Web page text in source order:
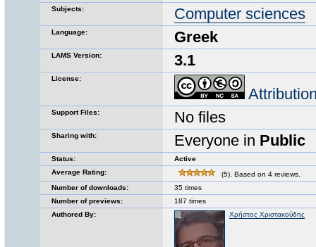
Subjects: Computer sciences
Language: Greek
LAMS Version: 3.1
License:
Support Files: No files
Sharing with: Everyone in Public
Status:
Active
Average Rating:
(5). Based on 4 reviews.
Number of downloads:
35 times
Number of previews:
187 times
Authored By:
Χρήστος Χριστακούδης